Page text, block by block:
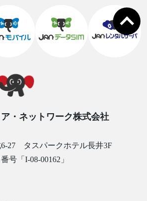
・ネットワーク株式会社
27 タスパークホテル長井3F
号「I-08-00162」